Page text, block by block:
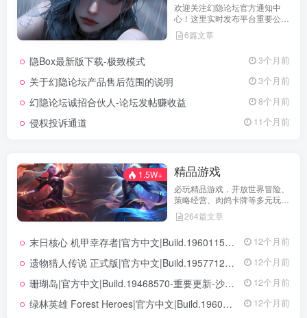
欢迎关注幻隐论坛官方通知中
心！这里实时发布平台重要公
告、活动规则、功能更新、安全
提醒及用户权益说明，确保每位
们坚持公开透明，通过权威通知
坛获得更优质、安全的使用体
验！立即查看，不错过关键信
息！
6篇文章
隐Box最新版下载-极致模式 3个月前
关于幻隐论坛产品售后范围的说明 3个月前
幻隐论坛诚招合伙人-论坛发帖赚收益 8个月前
侵权投诉通道 11个月前
1.5W+ 精品游戏
必玩精品游戏，开放世界冒险、
策略经营、肉鸽卡牌等多元玩
法，满足不同玩家的喜好 。
264篇文章
末日核心 机甲幸存者|官方中文|Build.19601158|解压即撸| 12个月前
遗物猎人传说 正式版|官方中文|Build.19577129+全DLC|解压即撸| 12个月前
珊瑚岛|官方中文|Build.19468570-重要更新-沙盒|解压即撸| 12个月前
绿林英雄 Forest Heroes|官方中文|Build.19609351+全DLC|解压即撸| 12个月前